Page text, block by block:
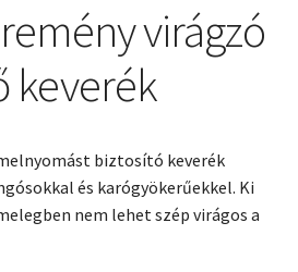
virágzó
keverék
biztosító keverék
és karógyökerűekkel. Ki
nem lehet szép virágos a